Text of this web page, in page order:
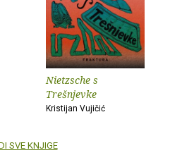
Nietzsche s
Trešnjevke
Kristijan Vujičić
SVE KNJIGE